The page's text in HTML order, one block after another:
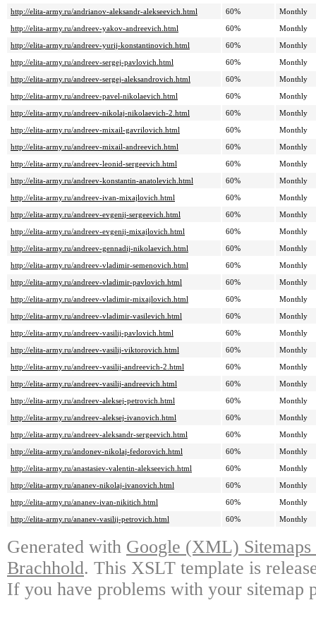
http://elita-army.ru/andrianov-aleksandr-alekseevich.html
60%
Monthly
http://elita-army.ru/andreev-yakov-andreevich.html
60%
Monthly
http://elita-army.ru/andreev-yurij-konstantinovich.html
60%
Monthly
http://elita-army.ru/andreev-sergej-pavlovich.html
60%
Monthly
http://elita-army.ru/andreev-sergej-aleksandrovich.html
60%
Monthly
http://elita-army.ru/andreev-pavel-nikolaevich.html
60%
Monthly
http://elita-army.ru/andreev-nikolaj-nikolaevich-2.html
60%
Monthly
http://elita-army.ru/andreev-mixail-gavrilovich.html
60%
Monthly
http://elita-army.ru/andreev-mixail-andreevich.html
60%
Monthly
http://elita-army.ru/andreev-leonid-sergeevich.html
60%
Monthly
http://elita-army.ru/andreev-konstantin-anatolevich.html
60%
Monthly
http://elita-army.ru/andreev-ivan-mixajlovich.html
60%
Monthly
http://elita-army.ru/andreev-evgenij-sergeevich.html
60%
Monthly
http://elita-army.ru/andreev-evgenij-mixajlovich.html
60%
Monthly
http://elita-army.ru/andreev-gennadij-nikolaevich.html
60%
Monthly
http://elita-army.ru/andreev-vladimir-semenovich.html
60%
Monthly
http://elita-army.ru/andreev-vladimir-pavlovich.html
60%
Monthly
http://elita-army.ru/andreev-vladimir-mixajlovich.html
60%
Monthly
http://elita-army.ru/andreev-vladimir-vasilevich.html
60%
Monthly
http://elita-army.ru/andreev-vasilij-pavlovich.html
60%
Monthly
http://elita-army.ru/andreev-vasilij-viktorovich.html
60%
Monthly
http://elita-army.ru/andreev-vasilij-andreevich-2.html
60%
Monthly
http://elita-army.ru/andreev-vasilij-andreevich.html
60%
Monthly
http://elita-army.ru/andreev-aleksej-petrovich.html
60%
Monthly
http://elita-army.ru/andreev-aleksej-ivanovich.html
60%
Monthly
http://elita-army.ru/andreev-aleksandr-sergeevich.html
60%
Monthly
http://elita-army.ru/andonev-nikolaj-fedorovich.html
60%
Monthly
http://elita-army.ru/anastasiev-valentin-alekseevich.html
60%
Monthly
http://elita-army.ru/ananev-nikolaj-ivanovich.html
60%
Monthly
http://elita-army.ru/ananev-ivan-nikitich.html
60%
Monthly
http://elita-army.ru/ananev-vasilij-petrovich.html
60% Monthly
Generated with Google (XML)
Brachhold. This XSLT template is
If you have problems with your sitemap